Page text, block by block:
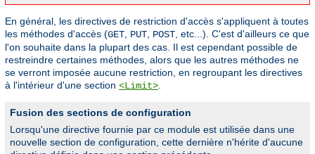
En général, les directives de restriction d'accès s'appliquent à toutes
les méthodes d'accès (GET PUT POST , etc...). C'est d'ailleurs ce que
l'on souhaite dans la plupart des cas. Il est cependant possible de
restreindre certaines méthodes, alors que les autres méthodes ne
se verront imposée aucune restriction, en regroupant les directives
à l'intérieur d'une section <Limit>
Fusion des sections de configuration
Lorsqu'une directive fournie par ce module est utilisée dans une
nouvelle section de configuration, cette dernière n'hérite d'aucune